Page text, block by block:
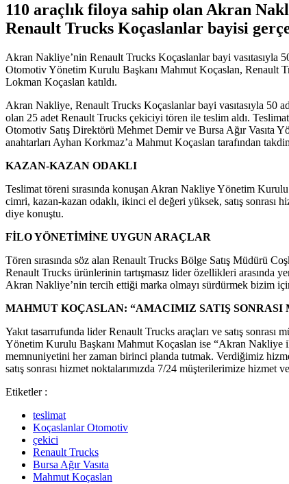
110 araçlık filoya sahip olan Akran
Renault Trucks Koçaslanlar bayisi
Akran Nakliye’nin Renault Trucks Koçaslanlar bayi vasıtasıyla
Otomotiv Yönetim Kurulu Başkanı Mahmut Koçaslan, Renault
Lokman Koçaslan katıldı.
Akran Nakliye, Renault Trucks Koçaslanlar bayi vasıtasıyla 50
olan 25 adet Renault Trucks çekiciyi tören ile teslim aldı.
Otomotiv Satış Direktörü Mehmet Demir ve Bursa Ağır Vasıta
anahtarları Ayhan Korkmaz’a Mahmut Koçaslan tarafından
KAZAN-KAZAN ODAKLI
Teslimat töreni sırasında konuşan Akran Nakliye Yönetim
cimri, kazan-kazan odaklı, ikinci el değeri yüksek, satış sonrası
diye konuştu.
FİLO YÖNETİMİNE UYGUN ARAÇLAR
Tören sırasında söz alan Renault Trucks Bölge Satış Müdürü
Renault Trucks ürünlerinin tartışmasız lider özellikleri arasında
Akran Nakliye’nin tercih ettiği marka olmayı sürdürmek bizim
MAHMUT KOÇASLAN: “AMACIMIZ SATIŞ
Yakıt tasarrufunda lider Renault Trucks araçları ve satış
Yönetim Kurulu Başkanı Mahmut Koçaslan ise “Akran Nakliye
memnuniyetini her zaman birinci planda tutmak. Verdiğimiz
satış sonrası hizmet noktalarımızda 7/24 müşterilerimize hizmet
Etiketler :
teslimat
Koçaslanlar Otomotiv
çekici
Renault Trucks
Bursa Ağır Vasıta
Mahmut Koçaslan